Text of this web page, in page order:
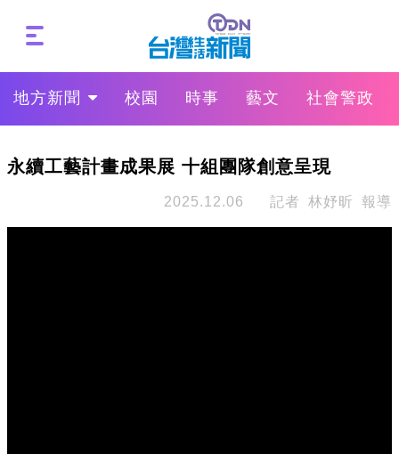
地方新聞 校園 時事 藝文 社會警政
永續工藝計畫成果展 十組團隊創意呈現
2025.12.06 記者 林妤昕 報導